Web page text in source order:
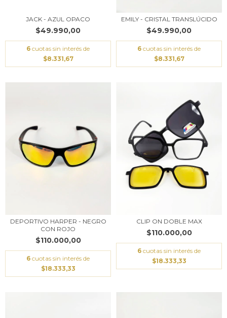
JACK - AZUL OPACO
$49.990,00
6 cuotas sin interés de
$8.331,67
EMILY - CRISTAL TRANSLÚCIDO
$49.990,00
6 cuotas sin interés de
$8.331,67
DEPORTIVO HARPER - NEGRO
CON ROJO
$110.000,00
6 cuotas sin interés de
$18.333,33
CLIP ON DOBLE MAX
$110.000,00
6 cuotas sin interés de
$18.333,33